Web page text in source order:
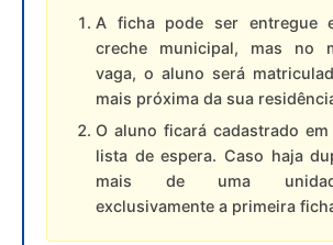
A ficha pode ser entregue
creche municipal, mas no
vaga, o aluno será
mais próxima da sua
O aluno ficará cadastrado em
lista de espera. Caso haja
mais de uma
exclusivamente a primeira